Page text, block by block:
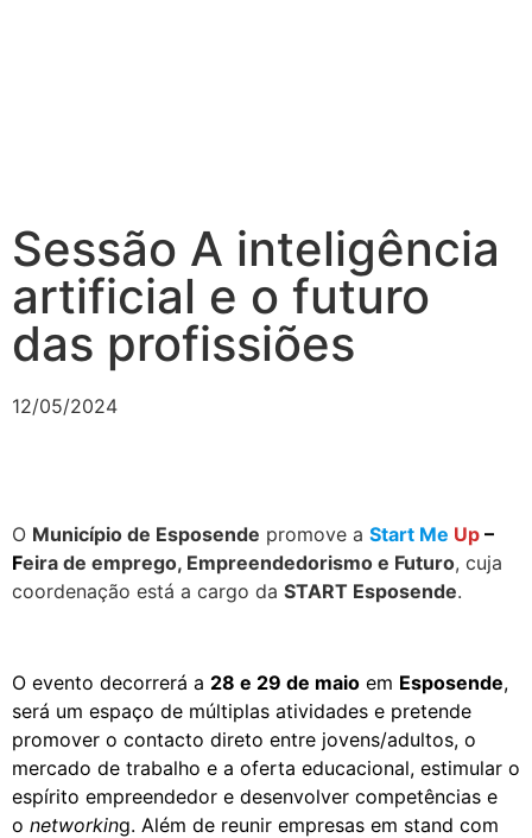
Sessão A inteligência
artificial e o futuro
das profissiões
12/05/2024
O Município de Esposende promove a Start Me Up –
Feira de emprego, Empreendedorismo e Futuro, cuja
coordenação está a cargo da START Esposende.
O evento decorrerá a 28 e 29 de maio em Esposende,
será um espaço de múltiplas atividades e pretende
promover o contacto direto entre jovens/adultos, o
mercado de trabalho e a oferta educacional, estimular o
espírito empreendedor e desenvolver competências e
o networking. Além de reunir empresas em stand com